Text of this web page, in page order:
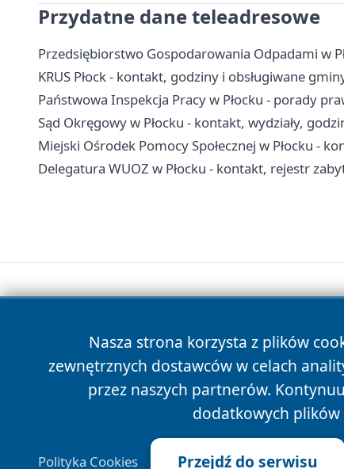
Przydatne dane teleadresowe
Przedsiębiorstwo Gospodarowania Odpadami w
KRUS Płock - kontakt, godziny i obsługiwane
Państwowa Inspekcja Pracy w Płocku - porady
Sąd Okręgowy w Płocku - kontakt, wydziały,
Miejski Ośrodek Pomocy Społecznej w Płocku -
Delegatura WUOZ w Płocku - kontakt, rejestr
Nasza strona korzysta z plików
zewnętrznych dostawców w celach
przez naszych partnerów.
dodatkowych plików
Polityka Cookies Przejdź do serwisu